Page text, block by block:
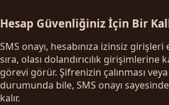
Hesap Güvenliğiniz İçin Bir
SMS onayı, hesabınıza izinsiz
sıra, olası dolandırıcılık girişimlerine
görevi görür. Şifrenizin çalınması
durumunda bile, SMS onayı
kalır.